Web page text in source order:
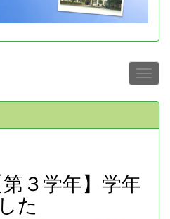
３学年】学年
た